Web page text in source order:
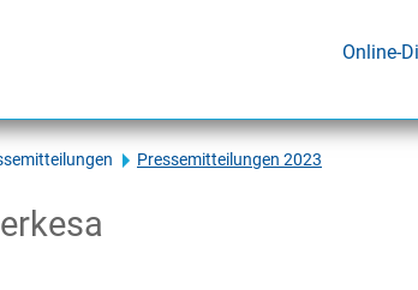
Online-
Pressemitteilungen 2023